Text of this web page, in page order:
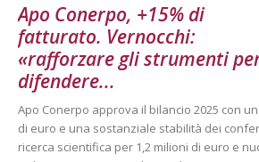
Apo Conerpo, +15% di
fatturato. Vernocchi:
«rafforzare gli strumenti
difendere...
Apo Conerpo approva il bilancio 2025 con
di euro e una sostanziale stabilità dei
ricerca scientifica per 1,2 milioni di euro e